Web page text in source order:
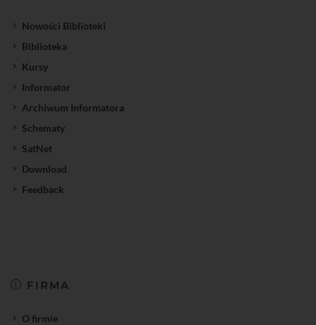
Nowości Biblioteki
Biblioteka
Kursy
Informator
Archiwum Informatora
Schematy
SatNet
Download
Feedback
FIRMA
O firmie